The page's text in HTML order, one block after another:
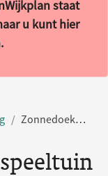
staat
u kunt hier
Zonnedoeken voor speeltuin ‘t Veldje